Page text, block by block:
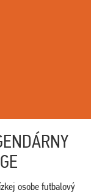
osobe futbalový